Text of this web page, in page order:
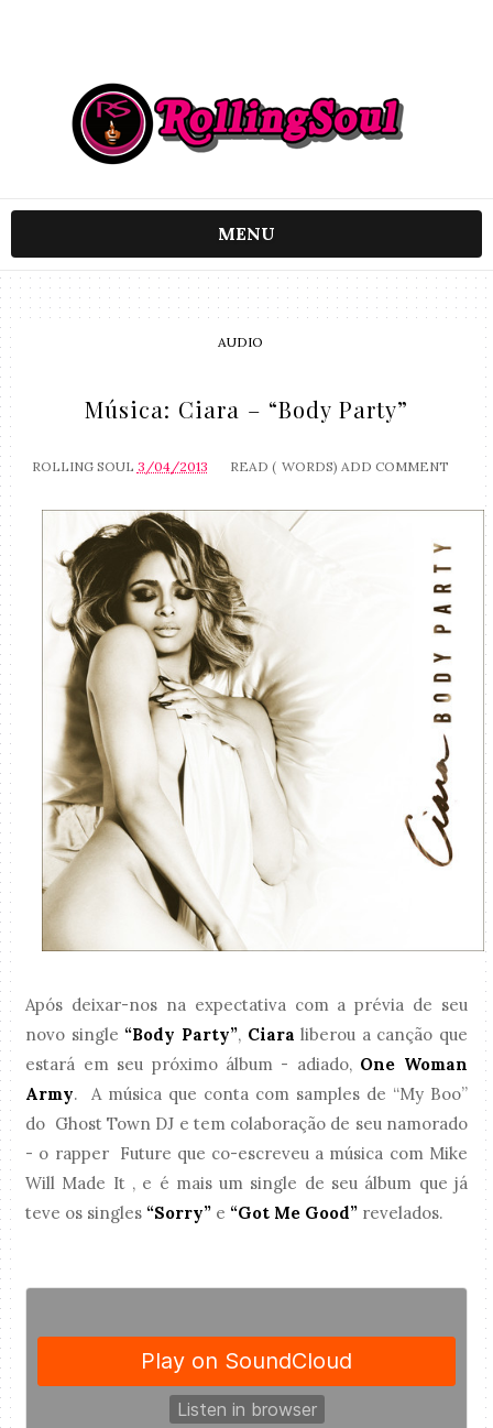
MENU
AUDIO
Música: Ciara – “Body Party”
ROLLING SOUL 3/04/2013 READ ( WORDS) ADD COMMENT
Após deixar-nos na expectativa com a prévia de seu
novo single “Body Party”, Ciara liberou a canção que
estará em seu próximo álbum - adiado, One Woman
Army. A música que conta com samples de “My Boo”
do Ghost Town DJ e tem colaboração de seu namorado
- o rapper Future que co-escreveu a música com Mike
Will Made It , e é mais um single de seu álbum que já
teve os singles “Sorry” e “Got Me Good” revelados.